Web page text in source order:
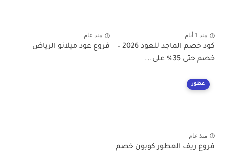
منذ 1 أيام
كود خصم الماجد للعود 2026 –
خصم حتى 35% على...
منذ عام
فروع عود ميلانو الرياض
عطور
منذ عام
فروع ريف العطور كوبون خصم